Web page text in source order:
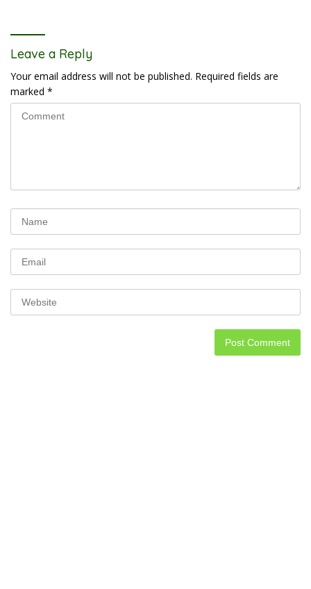
Leave a Reply
Your email address will not be published. Required fields are
marked *